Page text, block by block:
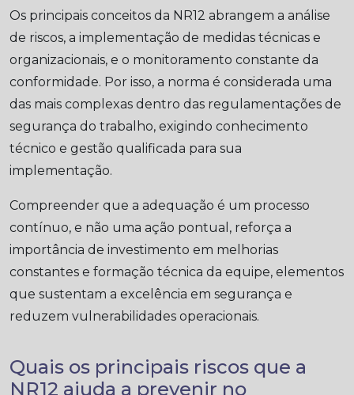
Os principais conceitos da NR12 abrangem a análise
de riscos, a implementação de medidas técnicas e
organizacionais, e o monitoramento constante da
conformidade. Por isso, a norma é considerada uma
das mais complexas dentro das regulamentações de
segurança do trabalho, exigindo conhecimento
técnico e gestão qualificada para sua
implementação.
Compreender que a adequação é um processo
contínuo, e não uma ação pontual, reforça a
importância de investimento em melhorias
constantes e formação técnica da equipe, elementos
que sustentam a excelência em segurança e
reduzem vulnerabilidades operacionais.
Quais os principais riscos que a
NR12 ajuda a prevenir no